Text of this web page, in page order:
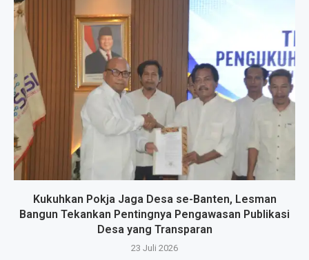
Kukuhkan Pokja Jaga Desa se-Banten, Lesman
Bangun Tekankan Pentingnya Pengawasan Publikasi
Desa yang Transparan
23 Juli 2026